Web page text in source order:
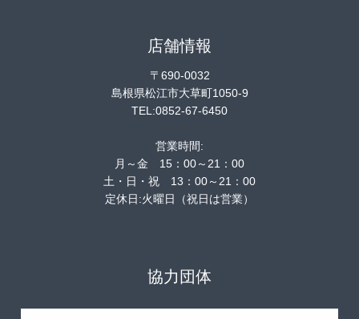
店舗情報
〒690-0032
島根県松江市大草町1050-9
TEL:0852-67-6450
営業時間:
月～金 15：00～21：00
土・日・祝 13：00～21：00
定休日:火曜日（祝日は営業）
協力団体